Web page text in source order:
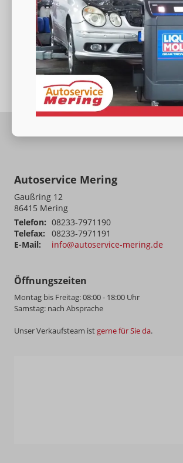
Geparkte Fahrzeuge (0)
Fahrzeugnr.
Anmelden
Autoservice Mering
Gaußring 12
86415 Mering
Telefon: 08233-7971190
Telefax:
08233-7971191
E-Mail:
info@autoservice-mering.de
Öffnungszeiten
Montag bis Freitag: 08:00 - 18:00 Uhr
Samstag: nach Absprache
Unser Verkaufsteam ist gerne für Sie da.